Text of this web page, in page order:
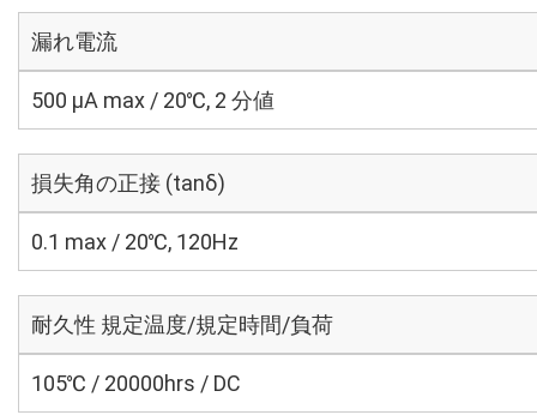
漏れ電流
500 μA max / 20℃, 2 分値
損失角の正接 (tanδ)
0.1 max / 20℃, 120Hz
耐久性 規定温度/規定時間/負荷
105℃ / 20000hrs / DC